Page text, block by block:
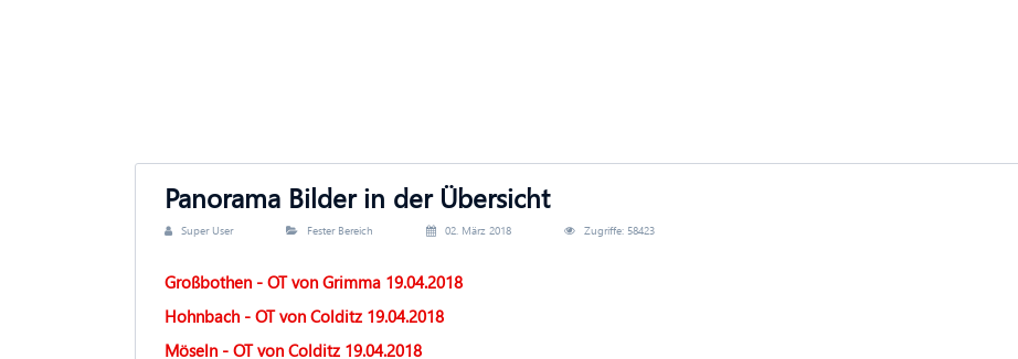
Panorama Bilder in der Übersicht
Super User Fester Bereich 02. März 2018 Zugriffe: 58423
Großbothen - OT von Grimma 19.04.2018
Hohnbach - OT von Colditz 19.04.2018
Möseln - OT von Colditz 19.04.2018